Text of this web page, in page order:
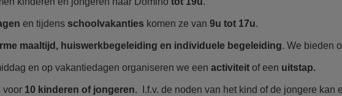
en tijdens schoolvakanties komen ze van 9u tot 17u.
maaltijd, huiswerkbegeleiding en individuele begeleiding. We bieden
en op vakantiedagen organiseren we een activiteit of een uitstap.
voor 10 kinderen of jongeren. I.f.v. de noden van het kind of de jongere